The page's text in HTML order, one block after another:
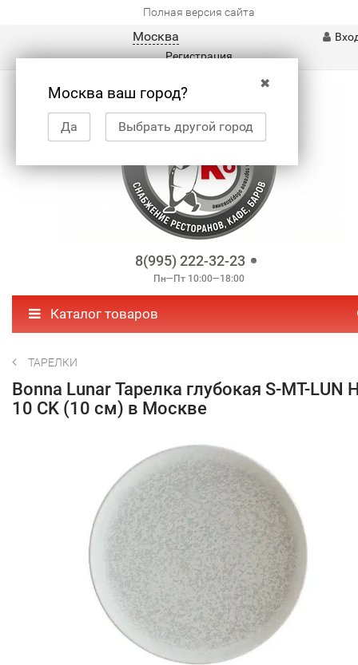
Полная версия сайта
Москва
✖
Москва ваш город?
Да Выбрать другой город
Регистрация
8(995) 222-32-23
Пн—Пт 10:00—18:00
Каталог товаров
ТАРЕЛКИ
Bonna Lunar Тарелка глубокая S-MT-LUN
10 CK (10 см) в Москве